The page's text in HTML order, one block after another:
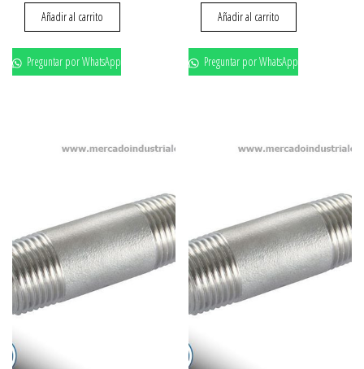
Añadir al carrito
Preguntar por WhatsApp
Añadir al carrito
Preguntar por WhatsApp